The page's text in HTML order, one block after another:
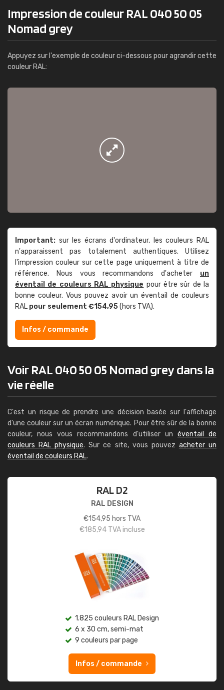
Impression de couleur RAL 040 50 05
Nomad grey
Appuyez sur l'exemple de couleur ci-dessous pour agrandir cette
couleur RAL:
Important: sur les écrans d'ordinateur, les couleurs RAL
n'apparaissent pas totalement authentiques. Utilisez
l'impression couleur sur cette page uniquement à titre de
référence. Nous vous recommandons d'acheter un
éventail de couleurs RAL physique pour être sûr de la
bonne couleur. Vous pouvez avoir un éventail de couleurs
RAL pour seulement €154,95(hors TVA).
Infos / commande
Voir RAL 040 50 05 Nomad grey dans la
vie réelle
C'est un risque de prendre une décision basée sur l'affichage
d'une couleur sur un écran numérique. Pour être sûr de la bonne
couleur, nous vous recommandons d'utiliser un éventail de
couleurs RAL physique. Sur ce site, vous pouvez acheter un
éventail de couleurs RAL.
RAL D2
RAL DESIGN
€154,95 hors TVA
€185,94TVA incluse
1.825 couleurs RAL Design
6 x 30 cm, semi-mat
9 couleurs par page
Infos / commande